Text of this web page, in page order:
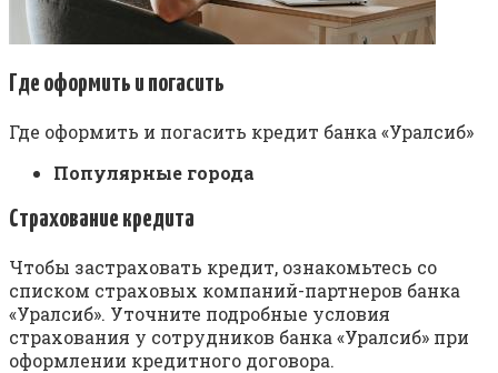
Где оформить и погасить
Где оформить и погасить кредит банка «Уралсиб»
Популярные города
Страхование кредита
Чтобы застраховать кредит, ознакомьтесь со
списком страховых компаний-партнеров банка
«Уралсиб». Уточните подробные условия
страхования у сотрудников банка «Уралсиб» при
оформлении кредитного договора.